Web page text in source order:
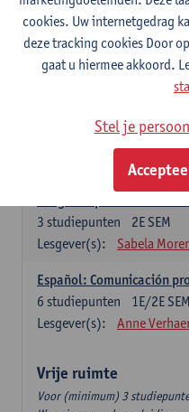
Lesgever(s):
Anne
Gramática española 2
2E SEM
3studiepunten
Anne
Lengua española:
Sabela
2E SEM
3 studiepunten
Lesgever(s):
Sabela
Español: Comunicación
1E/2E SEM
6 studiepunten
Lesgever(s):
Anne
Vrije ruimte
Voor (minimum) 3
cookies. Uw internetgedrag
deze tracking cookies Door
gaat u hiermee akkoord.
Stel je